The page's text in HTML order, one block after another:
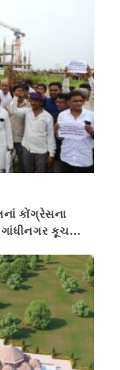
કોંગ્રેસના
કૂચ